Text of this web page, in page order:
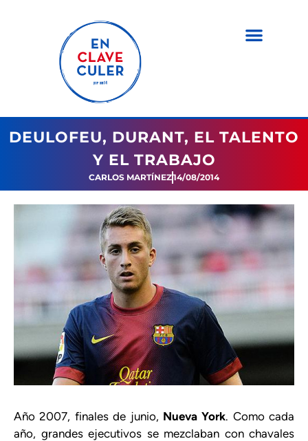
DEULOFEU, DURANT, EL TALENTO
Y EL TRABAJO
CARLOS MARTÍNEZ14/08/2014
Año 2007, finales de junio, Nueva York. Como cada
año, grandes ejecutivos se mezclaban con chavales